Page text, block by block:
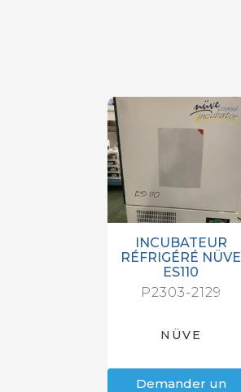
INCUBATEUR
RÉFRIGÉRÉ NÜVE
ES110
P2303-2129
NÜVE
Demander un